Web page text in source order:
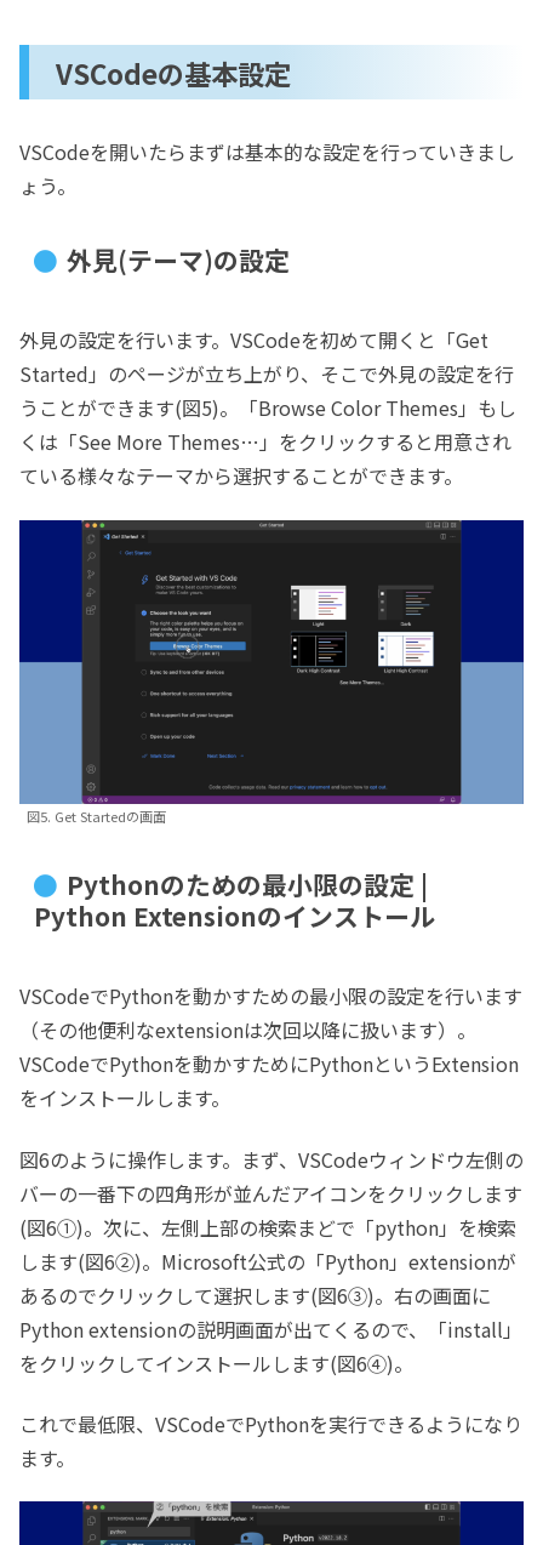
VSCodeの基本設定
VSCodeを開いたらまずは基本的な設定を行っていきまし
ょう。
外見(テーマ)の設定
外見の設定を行います。VSCodeを初めて開くと「Get
Started」のページが立ち上がり、そこで外見の設定を行
うことができます(図5)。「Browse Color Themes」もし
くは「See More Themes…」をクリックすると用意され
ている様々なテーマから選択することができます。
図5. Get Startedの画面
Pythonのための最小限の設定 |
Python Extensionのインストール
VSCodeでPythonを動かすための最小限の設定を行います
（その他便利なextensionは次回以降に扱います）。
VSCodeでPythonを動かすためにPythonというExtension
をインストールします。
図6のように操作します。まず、VSCodeウィンドウ左側の
バーの一番下の四角形が並んだアイコンをクリックします
(図6①)。次に、左側上部の検索まどで「python」を検索
します(図6②)。Microsoft公式の「Python」extensionが
あるのでクリックして選択します(図6③)。右の画面に
Python extensionの説明画面が出てくるので、「install」
をクリックしてインストールします(図6④)。
これで最低限、VSCodeでPythonを実行できるようになり
ます。